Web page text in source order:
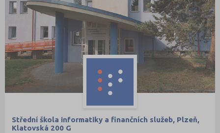
Střední škola informatiky a finančních služeb, Plzeň,
Klatovská 200 G